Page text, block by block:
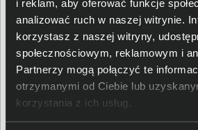
i reklam, aby oferować funkcje
analizować ruch w naszej witrynie.
korzystasz z naszej witryny,
społecznościowym, reklamowym i
Partnerzy mogą połączyć te
otrzymanymi od Ciebie lub
korzystania z ich usług.
Dostępne
Logitech Rally Plus posiada zestaw
wspornikami kabli, który użytkownik
osobno. Do zestawu dołączony